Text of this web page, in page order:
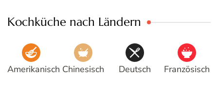
Kochküche nach Ländern
Amerikanisch Chinesisch Deutsch Französisch